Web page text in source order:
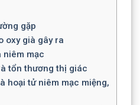
gặp
oxy già gây ra
niêm mạc
tổn thương thị giác
hoại tử niêm mạc miệng,